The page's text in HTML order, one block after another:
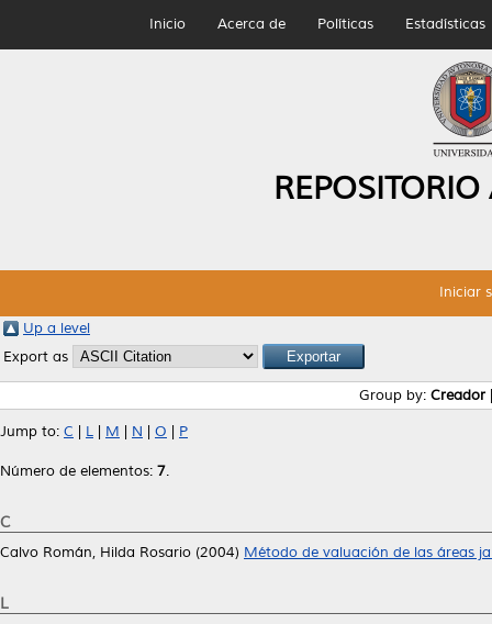
Inicio Acerca de Políticas Estadísticas
Iniciar
Up a level
Export as
Group by: Creador
Jump to: C L M N O P
Número de elementos: 7.
C
Calvo Román, Hilda Rosario (2004) Método de valuación de las áreas
L